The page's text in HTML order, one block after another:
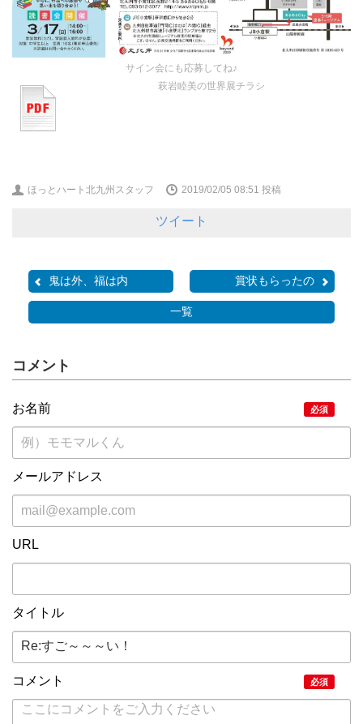
サイン会にも応募してね♪
萩岩睦美の世界展チラシ
ほっとハート北九州スタッフ 2019/02/05 08:51 投稿
ツイート
鬼は外、福は内 賞状もらったの
一覧
コメント
お名前 必須
メールアドレス
URL
タイトル
コメント 必須